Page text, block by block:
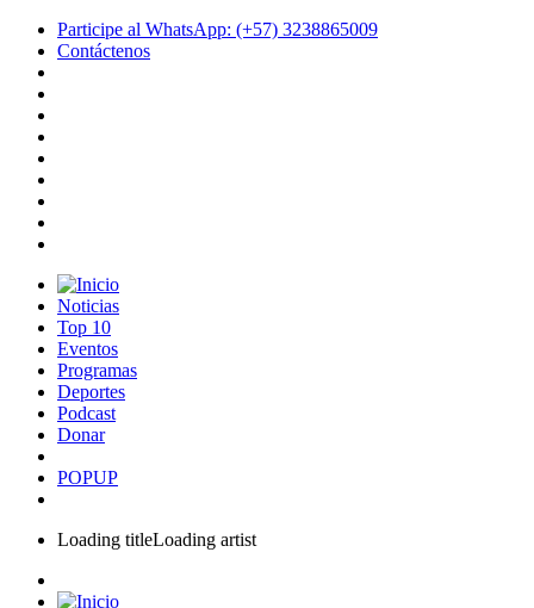
Participe al WhatsApp: (+57) 3238865009
Contáctenos
Noticias
Top 10
Eventos
Programas
Deportes
Podcast
Donar
POPUP
Loading titleLoading artist